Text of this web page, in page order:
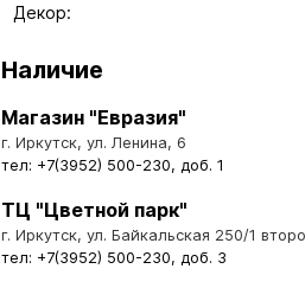
Декор:
Наличие
Магазин "Евразия"
г. Иркутск, ул. Ленина, 6
тел: +7(3952) 500-230, доб. 1
ТЦ "Цветной парк"
г. Иркутск, ул. Байкальская 250/1
тел: +7(3952) 500-230, доб. 3